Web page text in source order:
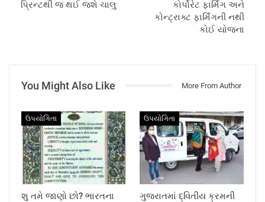
પ્રિન્ટથી જ થઈ જશે ચાલુ
કોર્પોરેટ ફાર્મિંગ અને
કોન્ટ્રાક્ટ ફાર્મિંગની નથી
કોઈ યોજના
You Might Also Like More From Author
ઉપયોગિતા
શુ તમે જાણો છો? ભારતના
ઉપયોગિતા
ગુજરાતમાં દ્વિતીય ક્રમની